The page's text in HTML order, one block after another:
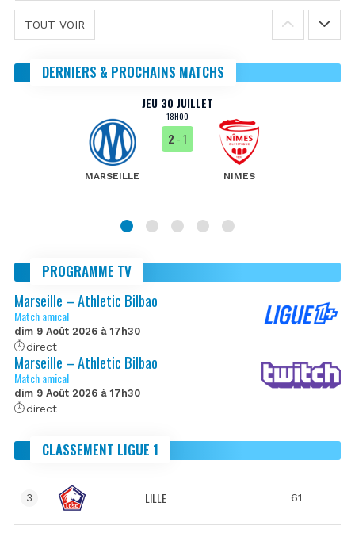
TOUT VOIR
DERNIERS & PROCHAINS MATCHS
JEU 30 JUILLET
18H00
MARSEILLE
2 - 1
NIMES
PROGRAMME TV
Marseille – Athletic Bilbao
Match amical
dim 9 Août 2026 à 17h30
direct
Marseille – Athletic Bilbao
Match amical
dim 9 Août 2026 à 17h30
direct
CLASSEMENT LIGUE 1
3 LILLE 61